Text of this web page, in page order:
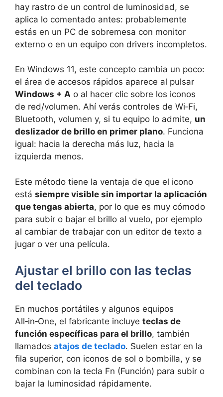
hay rastro de un control de luminosidad, se
aplica lo comentado antes: probablemente
estás en un PC de sobremesa con monitor
externo o en un equipo con drivers incompletos.
En Windows 11, este concepto cambia un poco:
el área de accesos rápidos aparece al pulsar
Windows + A o al hacer clic sobre los iconos
de red/volumen. Ahí verás controles de Wi‑Fi,
Bluetooth, volumen y, si tu equipo lo admite, un
deslizador de brillo en primer plano. Funciona
igual: hacia la derecha más luz, hacia la
izquierda menos.
Este método tiene la ventaja de que el icono
está siempre visible sin importar la aplicación
que tengas abierta, por lo que es muy cómodo
para subir o bajar el brillo al vuelo, por ejemplo
al cambiar de trabajar con un editor de texto a
jugar o ver una película.
Ajustar el brillo con las teclas
del teclado
En muchos portátiles y algunos equipos
All‑in‑One, el fabricante incluye teclas de
función específicas para el brillo, también
llamados atajos de teclado. Suelen estar en la
fila superior, con iconos de sol o bombilla, y se
combinan con la tecla Fn (Función) para subir o
bajar la luminosidad rápidamente.